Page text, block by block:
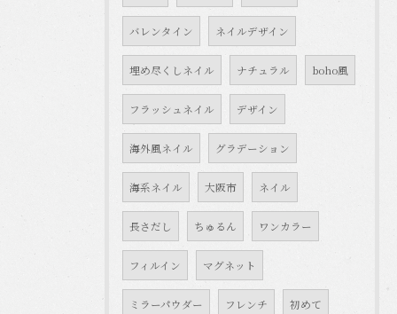
バレンタイン ネイルデザイン
埋め尽くしネイル ナチュラル boho風
フラッシュネイル デザイン
海外風ネイル グラデーション
海系ネイル 大阪市 ネイル
長さだし ちゅるん ワンカラー
フィルイン マグネット
ミラーパウダー フレンチ 初めて